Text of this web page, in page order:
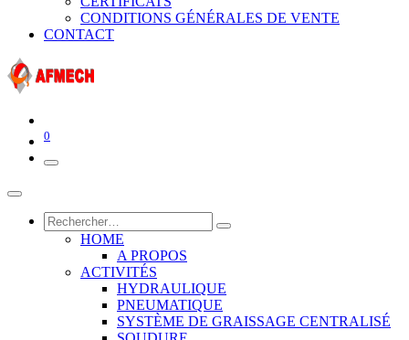
CONDITIONS GÉNÉRALES DE VENTE
CONTACT
0
HOME
A PROPOS
ACTIVITÉS
HYDRAULIQUE
PNEUMATIQUE
SYSTÈME DE GRAISSAGE CENTRALISÉ